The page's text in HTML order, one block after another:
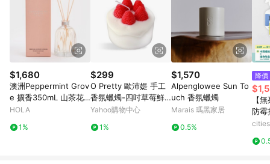
$1,680
澳洲Peppermint Grov
e 擴香350mL 山茶花
與蓮花
HOLA
1%
$299
O Pretty 歐沛媞 手工
香氛蠟燭-四吋草莓鮮
奶油蛋糕12X12X12cm
Yahoo購物中心
1%
$1,570
Alpenglowee Sun To
uch 香氛蠟燭
Marais 瑪黑家居
0.5%
降價
【
防霉
檬紅
迷迭